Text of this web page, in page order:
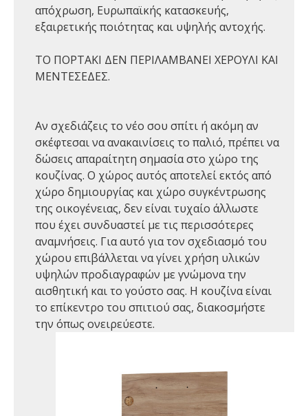
απόχρωση, Ευρωπαϊκής κατασκευής,
εξαιρετικής ποιότητας και υψηλής αντοχής.
ΤΟ ΠΟΡΤΑΚΙ ΔΕΝ ΠΕΡΙΛΑΜΒΑΝΕΙ ΧΕΡΟΥΛΙ ΚΑΙ
ΜΕΝΤΕΣΕΔΕΣ.
Αν σχεδιάζεις το νέο σου σπίτι ή ακόμη αν
σκέφτεσαι να ανακαινίσεις το παλιό, πρέπει να
δώσεις απαραίτητη σημασία στο χώρο της
κουζίνας. Ο χώρος αυτός αποτελεί εκτός από
χώρο δημιουργίας και χώρο συγκέντρωσης
της οικογένειας, δεν είναι τυχαίο άλλωστε
που έχει συνδυαστεί με τις περισσότερες
αναμνήσεις. Για αυτό για τον σχεδιασμό του
χώρου επιβάλλεται να γίνει χρήση υλικών
υψηλών προδιαγραφών με γνώμονα την
αισθητική και το γούστο σας. Η κουζίνα είναι
το επίκεντρο του σπιτιού σας, διακοσμήστε
την όπως ονειρεύεστε.